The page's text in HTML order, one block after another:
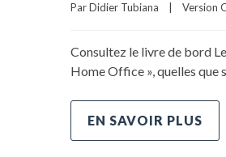
Par Didier Tubiana Version
Consultez le livre de bord
Home Office », quelles que
EN SAVOIR PLUS